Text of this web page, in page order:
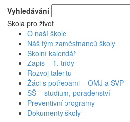
Vyhledávání
Škola pro život
O naší škole
Náš tým zaměstnanců školy
Školní kalendář
Zápis – 1. třídy
Rozvoj talentu
Žáci s potřebami – OMJ a SVP
SŠ – studium, poradenství
Preventivní programy
Dokumenty školy